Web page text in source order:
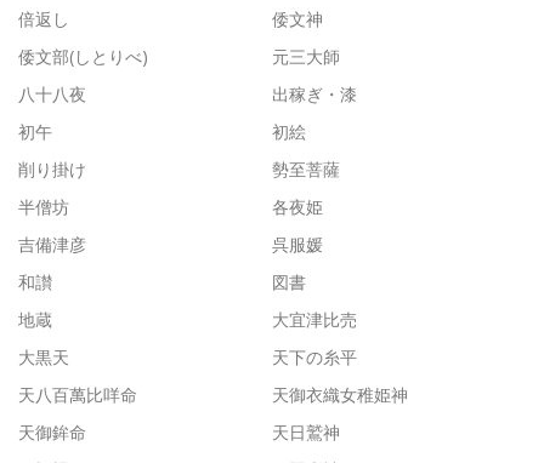
倍返し
倭文神
倭文部(しとりべ)
元三大師
八十八夜
出稼ぎ・漆
初午
初絵
削り掛け
勢至菩薩
半僧坊
各夜姫
吉備津彦
呉服媛
和讃
図書
地蔵
大宜津比売
大黒天
天下の糸平
天八百萬比咩命
天御衣織女稚姫神
天御鉾命
天日鷲神